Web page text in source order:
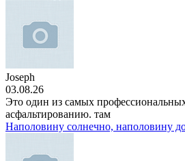
Joseph
03.08.26
Это один из самых
асфальтированию. там
Наполовину солнечно, наполовину